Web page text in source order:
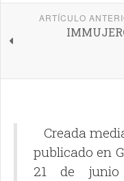
ARTÍCULO
Creada
publicado en
21 de junio